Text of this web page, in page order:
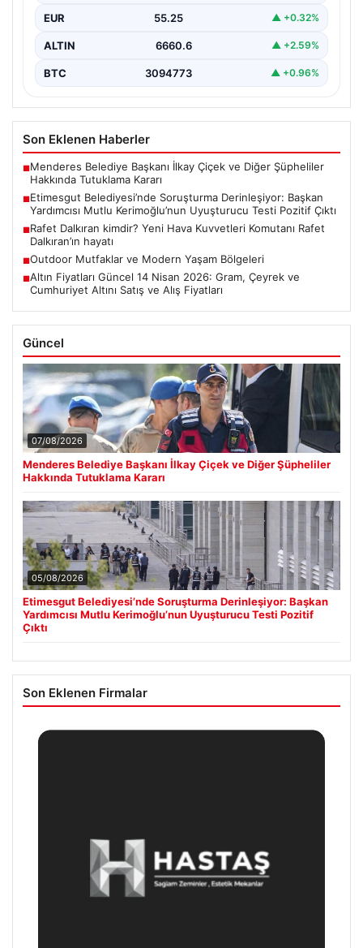
Ankara Batı Cumhuriyet Başsavcılığı tarafından
yürütülen kapsamlı soruşturma kapsamında Etimesgut
EUR 55.25 ▲ +0.32%
ALTIN 6660.6 ▲ +2.59%
BTC 3094773 ▲ +0.96%
Son Eklenen Haberler
■Menderes Belediye Başkanı İlkay Çiçek ve Diğer Şüpheliler
Hakkında Tutuklama Kararı
■Etimesgut Belediyesi’nde Soruşturma Derinleşiyor: Başkan
Yardımcısı Mutlu Kerimoğlu’nun Uyuşturucu Testi Pozitif Çıktı
■Rafet Dalkıran kimdir? Yeni Hava Kuvvetleri Komutanı Rafet
Dalkıran’ın hayatı
■Outdoor Mutfaklar ve Modern Yaşam Bölgeleri
■Altın Fiyatları Güncel 14 Nisan 2026: Gram, Çeyrek ve
Cumhuriyet Altını Satış ve Alış Fiyatları
Güncel
07/08/2026
Menderes Belediye Başkanı İlkay Çiçek ve Diğer Şüpheliler
Hakkında Tutuklama Kararı
05/08/2026
Etimesgut Belediyesi’nde Soruşturma Derinleşiyor: Başkan
Yardımcısı Mutlu Kerimoğlu’nun Uyuşturucu Testi Pozitif
Çıktı
Son Eklenen Firmalar